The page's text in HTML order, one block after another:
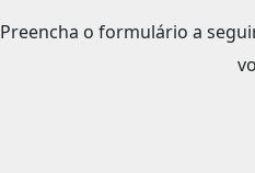
Preencha o formulário a